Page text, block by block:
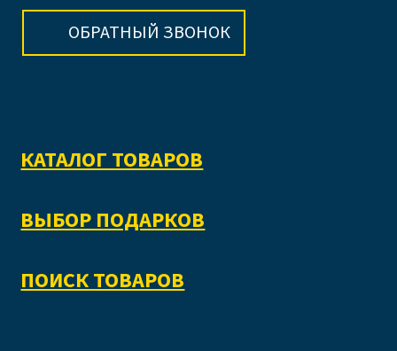
ОБРАТНЫЙ ЗВОНОК
КАТАЛОГ ТОВАРОВ
ВЫБОР ПОДАРКОВ
ПОИСК ТОВАРОВ